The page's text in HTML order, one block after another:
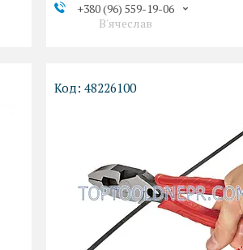
+380 (96) 559-19-06
В'ячеслав
48226100